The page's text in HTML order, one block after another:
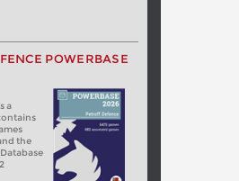
POWERBASE
a
the